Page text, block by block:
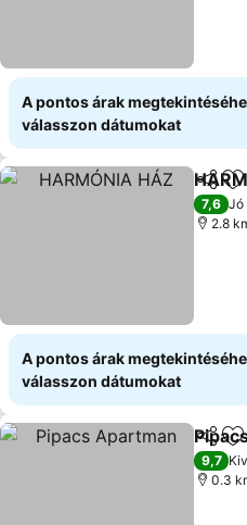
A pontos árak
válasszon dátumokat
7,6 Jó
2.8
A pontos árak
válasszon dátumokat
9,7
0.3